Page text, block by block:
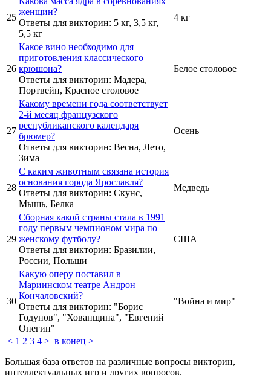
25
женщин?
Ответы для викторин: 5 кг, 3,5 кг,
5,5 кг
4 кг
26
Какое вино необходимо для
приготовления классического
крюшона?
Ответы для викторин: Мадера,
Портвейн, Красное столовое
Белое столовое
27
Какому времени года соответствует
2-й месяц французского
республиканского календаря
брюмер?
Ответы для викторин: Весна, Лето,
Зима
Осень
28
С каким животным связана история
основания города Ярославля?
Ответы для викторин: Скунс,
Мышь, Белка
Медведь
29
Сборная какой страны стала в 1991
году первым чемпионом мира по
женскому футболу?
Ответы для викторин: Бразилии,
России, Польши
США
30
Какую оперу поставил в
Мариинском театре Андрон
Кончаловский?
Ответы для викторин: "Борис
Годунов", "Хованщина", "Евгений
Онегин"
"Война и мир"
< 1 2 3 4 > в конец >
Большая база ответов на различные вопросы викторин,
интеллектуальных игр и других вопросов.